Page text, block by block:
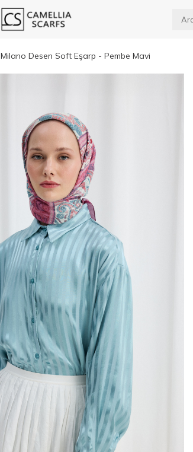
Milano Desen Soft Eşarp - Pembe Mavi